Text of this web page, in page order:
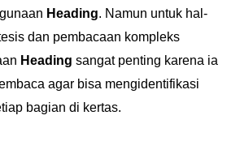
Heading. Namun untuk hal-
dan pembacaan kompleks
Heading sangat penting karena ia
agar bisa mengidentifikasi
bagian di kertas.